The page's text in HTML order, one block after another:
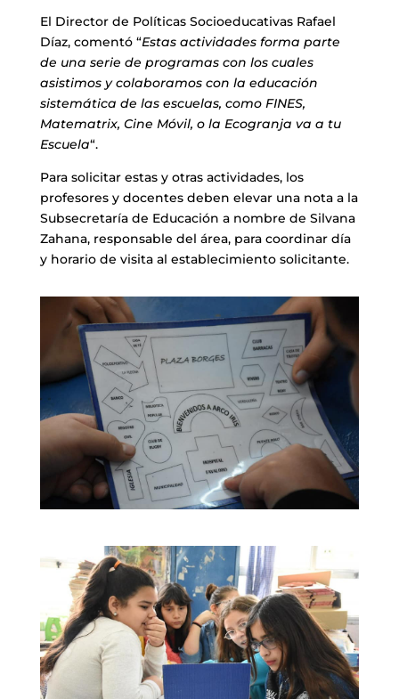
El Director de Políticas Socioeducativas Rafael
Díaz, comentó “Estas actividades forma parte
de una serie de programas con los cuales
asistimos y colaboramos con la educación
sistemática de las escuelas, como FINES,
Matematrix, Cine Móvil, o la Ecogranja va a tu
Escuela“.
Para solicitar estas y otras actividades, los
profesores y docentes deben elevar una nota a la
Subsecretaría de Educación a nombre de Silvana
Zahana, responsable del área, para coordinar día
y horario de visita al establecimiento solicitante.